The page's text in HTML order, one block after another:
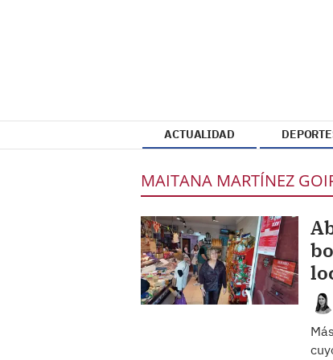
ACTUALIDAD
MAITANA MARTÍNEZ